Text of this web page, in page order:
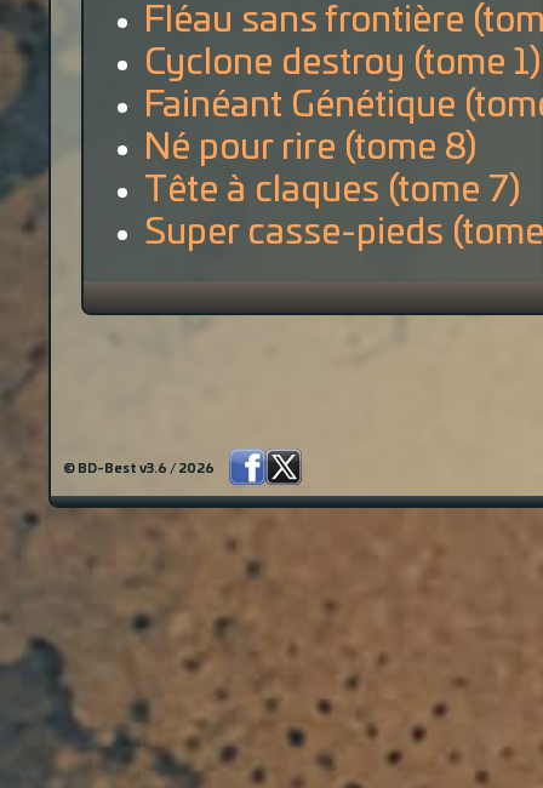
Fléau sans frontière
Cyclone destroy (tome 1)
Fainéant Génétique
Né pour rire (tome 8)
Tête à claques (tome 7)
Super casse-pieds
© BD-Best v3.6 / 2026